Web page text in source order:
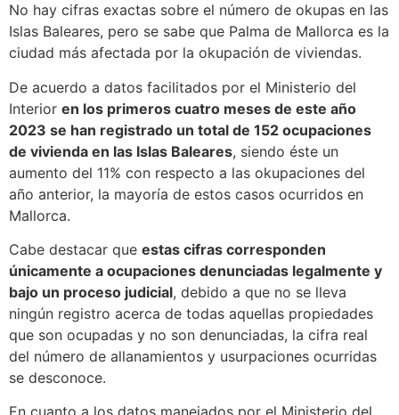
No hay cifras exactas sobre el número de okupas en las
Islas Baleares, pero se sabe que Palma de Mallorca es la
ciudad más afectada por la okupación de viviendas.
De acuerdo a datos facilitados por el Ministerio del
Interior en los primeros cuatro meses de este año
2023 se han registrado un total de 152 ocupaciones
de vivienda en las Islas Baleares, siendo éste un
aumento del 11% con respecto a las okupaciones del
año anterior, la mayoría de estos casos ocurridos en
Mallorca.
Cabe destacar que estas cifras corresponden
únicamente a ocupaciones denunciadas legalmente y
bajo un proceso judicial, debido a que no se lleva
ningún registro acerca de todas aquellas propiedades
que son ocupadas y no son denunciadas, la cifra real
del número de allanamientos y usurpaciones ocurridas
se desconoce.